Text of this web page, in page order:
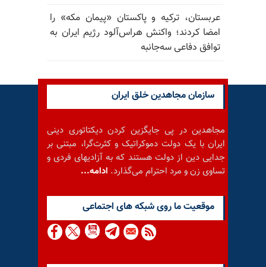
عربستان، ترکیه و پاکستان «پیمان مکه» را
امضا کردند؛ واکنش هراس‌آلود رژیم ایران به
توافق دفاعی سه‌جانبه
سازمان مجاهدین خلق ایران
مجاهدین در پی جایگزین کردن دیکتاتوری دینی
ایران با یک دولت دموکراتیک و کثرت‌گرا، مبتنی بر
جدایی دین از دولت هستند که به آزادیهای فردی و
تساوی زن و مرد احترام می‌گذارد. ادامه...
موقعيت ما روى شبكه هاى اجتماعى